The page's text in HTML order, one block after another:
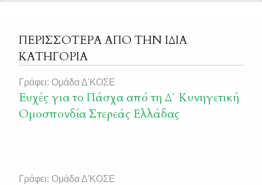
ΠΕΡΙΣΣΟΤΕΡΑ ΑΠΟ ΤΗΝ ΙΔΙΑ
ΚΑΤΗΓΟΡΙΑ
Γράφει: Ομάδα Δ'ΚΟΣΕ
Ευχές για το Πάσχα από τη Δ΄ Κυνηγετική
Ομοσπονδία Στερεάς Ελλάδας
Γράφει: Ομάδα Δ'ΚΟΣΕ